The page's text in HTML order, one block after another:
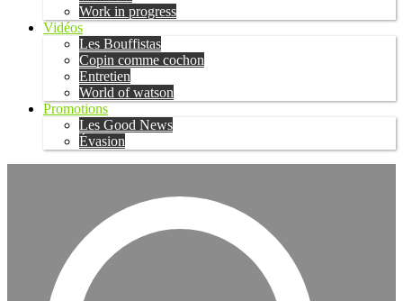
Work in progress
Vidéos
Les Bouffistas
Copin comme cochon
Entretien
World of watson
Promotions
Les Good News
Évasion